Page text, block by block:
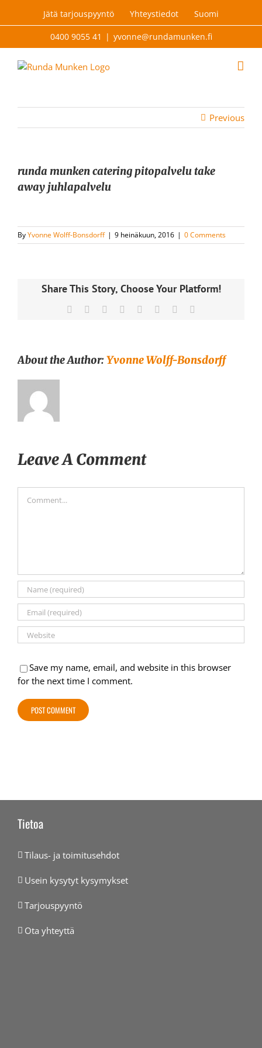
Jätä tarjouspyyntö Yhteystiedot Suomi
0400 9055 41 | yvonne@rundamunken.fi
Previous
runda munken catering pitopalvelu take
away juhlapalvelu
ByYvonne Wolff-Bonsdorff | 9 heinäkuun, 2016 | 0 Comments
Share This Story, Choose Your Platform!
Facebook Reddit LinkedIn
TumblrPinterest
About the Author:Yvonne Wolff-Bonsdorff
Leave A Comment
Save my name, email, and website in this browser
for the next time I comment.
Tietoa
Tilaus- ja toimitusehdot
Usein kysytyt kysymykset
Tarjouspyyntö
Ota yhteyttä